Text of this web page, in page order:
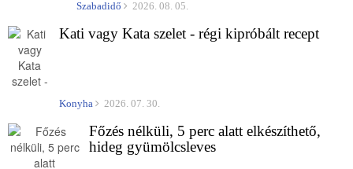
Szabadidő 2026. 08. 05.
Kati vagy Kata szelet - régi kipróbált recept
Konyha 2026. 07. 30.
Főzés nélküli, 5 perc alatt elkészíthető,
hideg gyümölcsleves